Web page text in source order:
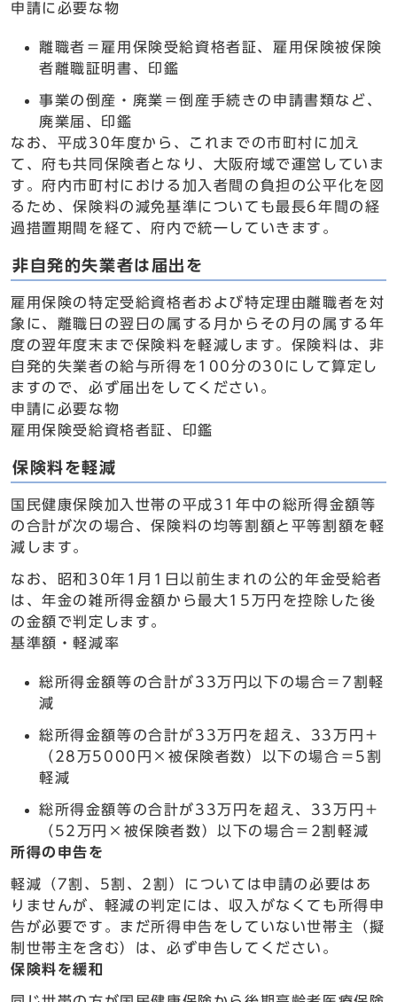
申請に必要な物
離職者＝雇用保険受給資格者証、雇用保険被保険
者離職証明書、印鑑
事業の倒産・廃業＝倒産手続きの申請書類など、
廃業届、印鑑
なお、平成30年度から、これまでの市町村に加え
て、府も共同保険者となり、大阪府域で運営していま
す。府内市町村における加入者間の負担の公平化を図
るため、保険料の減免基準についても最長6年間の経
過措置期間を経て、府内で統一していきます。
非自発的失業者は届出を
雇用保険の特定受給資格者および特定理由離職者を対
象に、離職日の翌日の属する月からその月の属する年
度の翌年度末まで保険料を軽減します。保険料は、非
自発的失業者の給与所得を100分の30にして算定し
ますので、必ず届出をしてください。
申請に必要な物
雇用保険受給資格者証、印鑑
保険料を軽減
国民健康保険加入世帯の平成31年中の総所得金額等
の合計が次の場合、保険料の均等割額と平等割額を軽
減します。
なお、昭和30年1月1日以前生まれの公的年金受給者
は、年金の雑所得金額から最大15万円を控除した後
の金額で判定します。
基準額・軽減率
総所得金額等の合計が33万円以下の場合＝7割軽
減
総所得金額等の合計が33万円を超え、33万円＋
（28万5000円×被保険者数）以下の場合＝5割
軽減
総所得金額等の合計が33万円を超え、33万円＋
（52万円×被保険者数）以下の場合＝2割軽減
所得の申告を
軽減（7割、5割、2割）については申請の必要はあ
りませんが、軽減の判定には、収入がなくても所得申
告が必要です。まだ所得申告をしていない世帯主（擬
制世帯主を含む）は、必ず申告してください。
保険料を緩和